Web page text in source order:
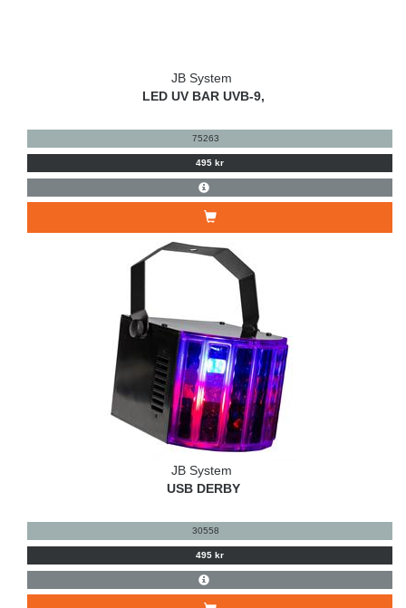
JB System
LED UV BAR UVB-9,
75263
495 kr
JB System
USB DERBY
30558
495 kr